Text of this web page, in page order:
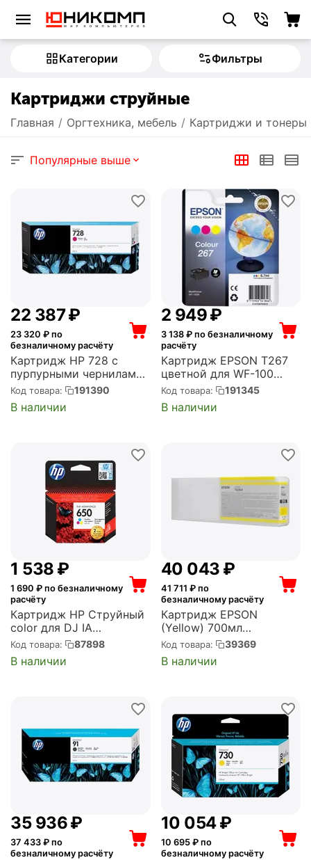
Категории Фильтры
Картриджи струйные
Главная / Оргтехника, мебель / Картриджи и тонеры
Популярные выше
22 387₽
23 320 ₽ по
безналичному расчёту
Картридж HP 728 с
пурпурными чернилами
для принтеров Designjet,
300 мл (F9K16A)
Код товара: 191390
В наличии
2 949₽
3 138₽ по безналичному
расчёту
Картридж EPSON T267
цветной для WF-100
(C13T26704010)
Код товара: 191345
В наличии
1 538 ₽
1 690 ₽ по безналичному
расчёту
Картридж HP Струйный
color для DJ IA
2515/2516 (CZ102AE)
Код товара: 87898
В наличии
40 043 ₽
41 711 ₽ по
безналичному расчёту
Картридж EPSON
(Yellow) 700мл
(C13T636400)
Код товара: 39369
В наличии
35 936₽
37 433 ₽ по
безналичному расчёту
10 054₽
10 695₽ по
безналичному расчёту